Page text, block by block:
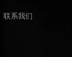
联系我们